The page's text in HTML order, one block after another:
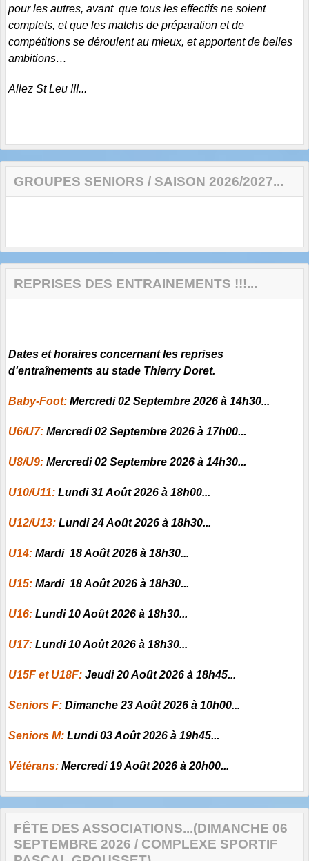
pour les autres, avant que tous les effectifs ne soient
complets, et que les matchs de préparation et de
compétitions se déroulent au mieux, et apportent de belles
ambitions…
Allez St Leu !!!...
GROUPES SENIORS / SAISON 2026/2027...
REPRISES DES ENTRAINEMENTS !!!...
Dates et horaires concernant les reprises
d'entraînements au stade Thierry Doret.
Baby-Foot: Mercredi 02 Septembre 2026 à 14h30...
U6/U7: Mercredi 02 Septembre 2026 à 17h00...
U8/U9: Mercredi 02 Septembre 2026 à 14h30...
U10/U11: Lundi 31 Août 2026 à 18h00...
U12/U13: Lundi 24 Août 2026 à 18h30...
U14: Mardi 18 Août 2026 à 18h30...
U15: Mardi 18 Août 2026 à 18h30...
U16: Lundi 10 Août 2026 à 18h30...
U17: Lundi 10 Août 2026 à 18h30...
U15F et U18F: Jeudi 20 Août 2026 à 18h45...
Seniors F: Dimanche 23 Août 2026 à 10h00...
Seniors M: Lundi 03 Août 2026 à 19h45...
Vétérans: Mercredi 19 Août 2026 à 20h00...
FÊTE DES ASSOCIATIONS...(DIMANCHE 06
SEPTEMBRE 2026 / COMPLEXE SPORTIF